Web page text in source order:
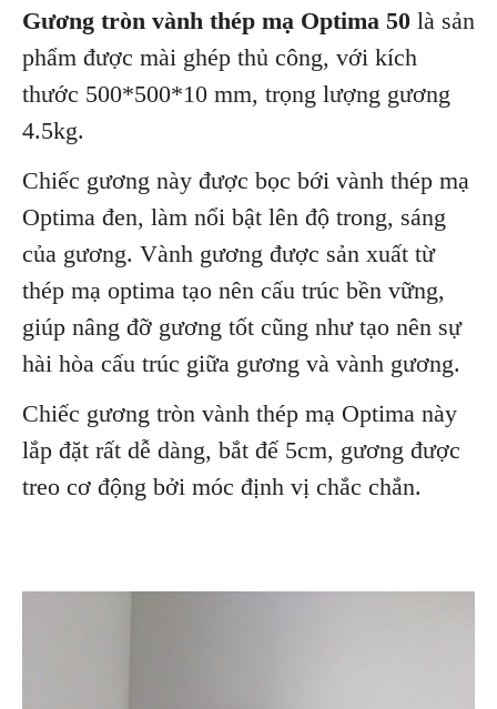
Gương tròn vành thép mạ Optima 50 là sản
phẩm được mài ghép thủ công, với kích
thước 500*500*10 mm, trọng lượng gương
4.5kg.
Chiếc gương này được bọc bới vành thép mạ
Optima đen, làm nổi bật lên độ trong, sáng
của gương. Vành gương được sản xuất từ
thép mạ optima tạo nên cấu trúc bền vững,
giúp nâng đỡ gương tốt cũng như tạo nên sự
hài hòa cấu trúc giữa gương và vành gương.
Chiếc gương tròn vành thép mạ Optima này
lắp đặt rất dễ dàng, bắt đế 5cm, gương được
treo cơ động bởi móc định vị chắc chắn.